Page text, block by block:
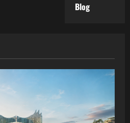
Blog